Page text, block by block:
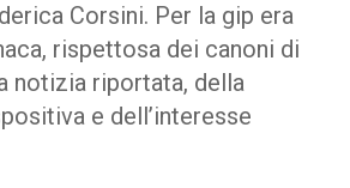
Corsini. Per la gip era
rispettosa dei canoni di
notizia riportata, della
e dell’interesse